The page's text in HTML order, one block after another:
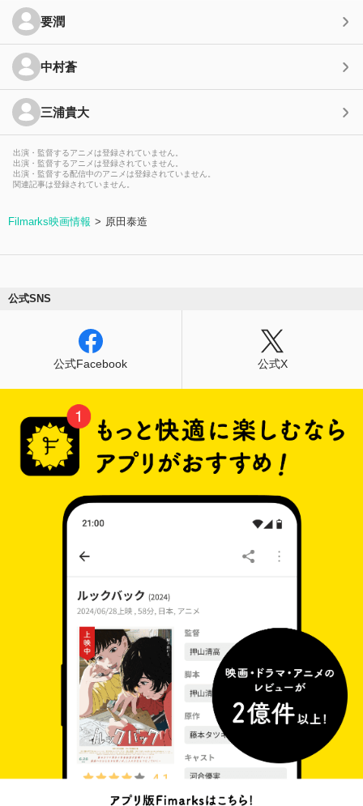
要潤
中村蒼
三浦貴大
出演・監督するアニメは登録されていません。
出演・監督するアニメは登録されていません。
出演・監督する配信中のアニメは登録されていません。
関連記事は登録されていません。
Filmarks映画情報 原田泰造
公式SNS
公式Facebook 公式X